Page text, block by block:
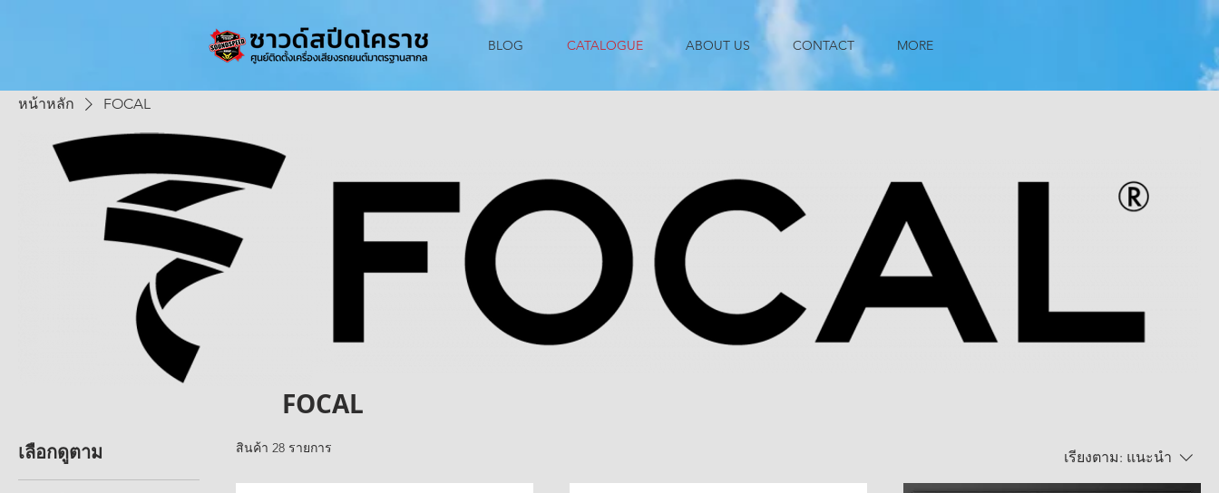
BLOG CATALOGUE ABOUT US CONTACT MORE
หน้าหลัก FOCAL
FOCAL
เลือกดูตาม สินค้า 28 รายการ
เรียงตาม: แนะนำ